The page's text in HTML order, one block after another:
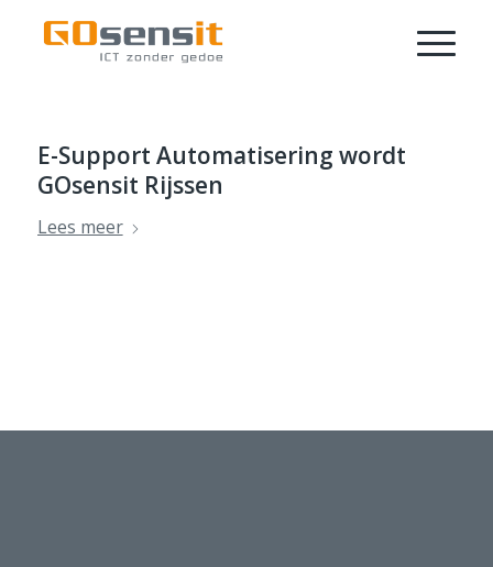
E-Support Automatisering wordt
GOsensit Rijssen
Lees meer